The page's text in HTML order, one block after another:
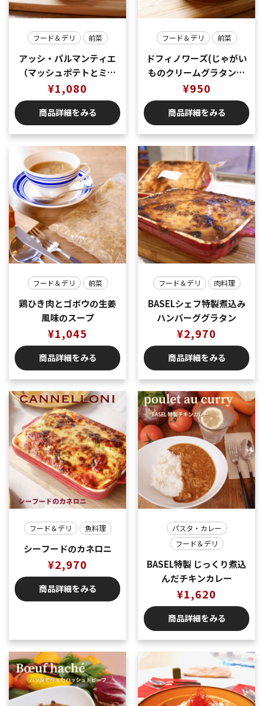
フード＆デリ 前菜
アッシ・パルマンティエ
（マッシュポテトとミー
トソースのグラタン）冷
凍でお届け商品
¥1,080
商品詳細をみる
フード＆デリ 前菜
ドフィノワーズ(じゃがい
ものクリームグラタン）
冷凍でお届け商品
¥950
商品詳細をみる
フード＆デリ 前菜
鶏ひき肉とゴボウの生姜
風味のスープ
¥1,045
商品詳細をみる
フード＆デリ 肉料理
BASELシェフ特製煮込み
ハンバーググラタン
¥2,970
商品詳細をみる
フード＆デリ 魚料理
シーフードのカネロニ
¥2,970
商品詳細をみる
パスタ・カレー
フード＆デリ
BASEL特製 じっくり煮込
んだチキンカレー
¥1,620
商品詳細をみる